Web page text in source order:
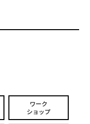
ワーク
ショップ